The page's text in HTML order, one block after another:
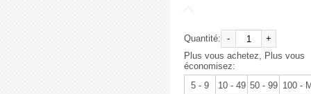
Quantité: -
+
Plus vous achetez, Plus vous
économisez:
5 - 9
10 - 49 50 - 99 100 -